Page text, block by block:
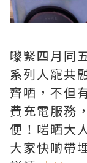
嚟緊四月同
系列人寵共
齊哂，不但
費充電服務
便！啱晒大
大家快啲帶